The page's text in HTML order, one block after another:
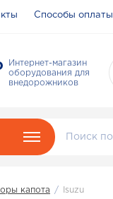
Способы оплаты
Интернет-магазин
оборудования для
внедорожников
капота / Isuzu